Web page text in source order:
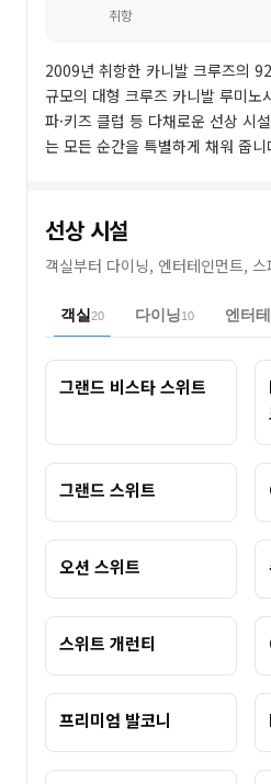
취항
2009년 취항한 카니발 크루즈의
규모의 대형 크루즈 카니발 루미노
파·키즈 클럽 등 다채로운 선상 시
는 모든 순간을 특별하게 채워 줍니
선상 시설
객실부터 다이닝, 엔터테인먼트, 스
객실 20 다이닝10 엔터
그랜드 비스타 스위트
그랜드 스위트
오션 스위트
스위트 개런티
프리미엄 발코니